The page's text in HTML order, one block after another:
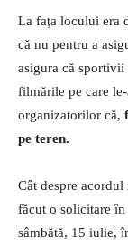
La faţa locului era
că nu pentru a
asigura că sportivii
filmările pe care
organizatorilor că,
pe teren.
Cât despre acordul
făcut o solicitare în
sâmbătă, 15 iulie,